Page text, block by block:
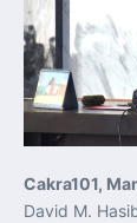
Cakra101,
David M.